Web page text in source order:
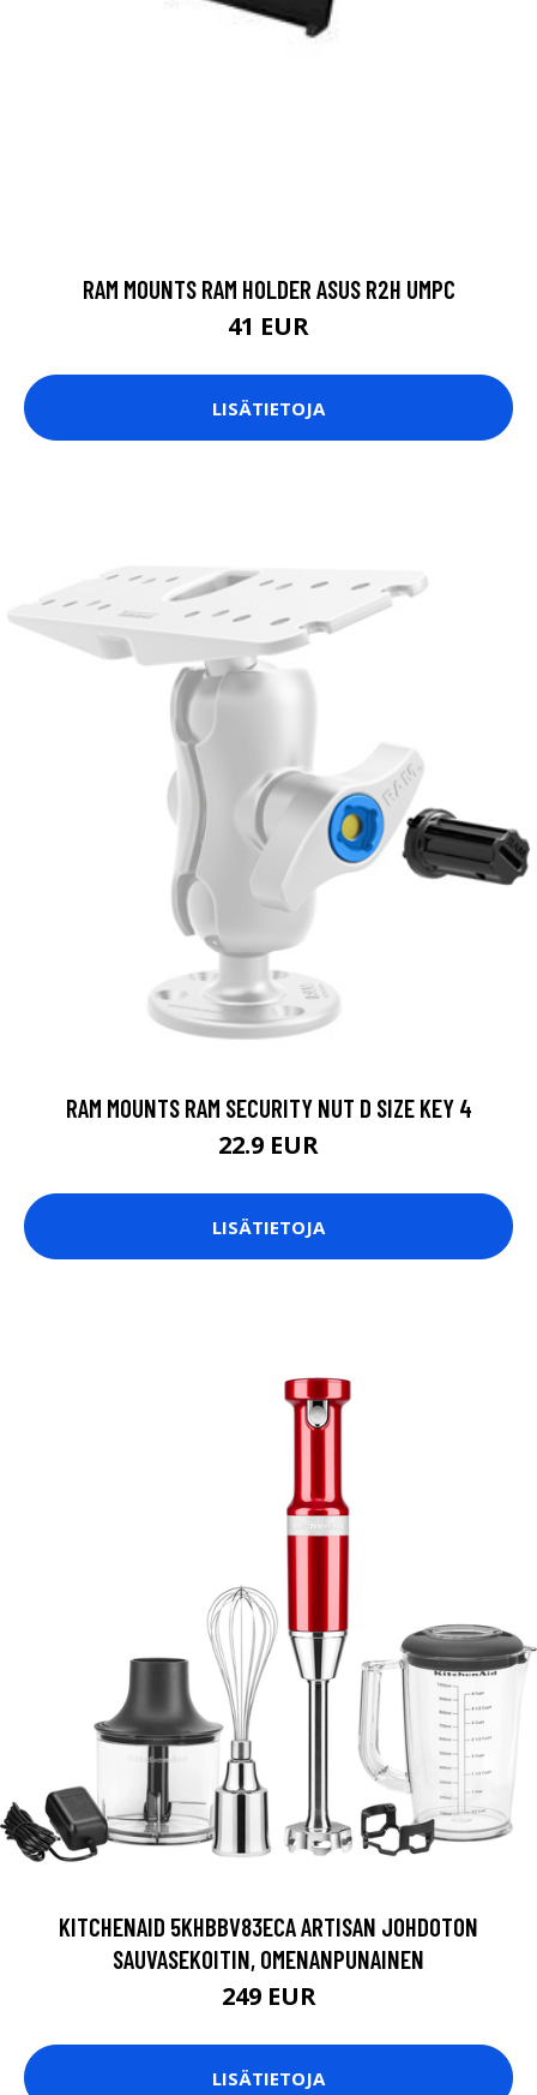
RAM MOUNTS RAM HOLDER ASUS R2H UMPC
41 EUR
LISÄTIETOJA
RAM MOUNTS RAM SECURITY NUT D SIZE KEY 4
22.9 EUR
LISÄTIETOJA
KITCHENAID 5KHBBV83ECA ARTISAN JOHDOTON
SAUVASEKOITIN, OMENANPUNAINEN
249 EUR
LISÄTIETOJA